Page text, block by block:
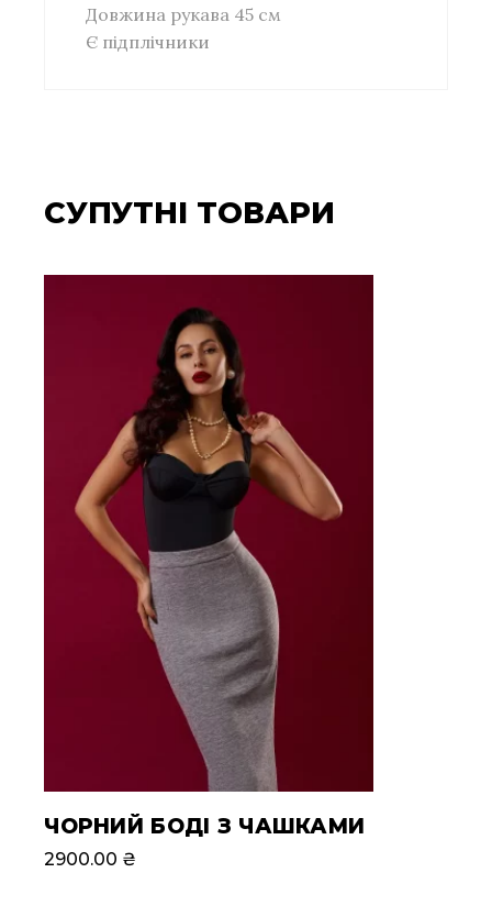
Довжина рукава 45 см
Є підплічники
СУПУТНІ ТОВАРИ
ЧОРНИЙ БОДІ З ЧАШКАМИ
2900.00 ₴